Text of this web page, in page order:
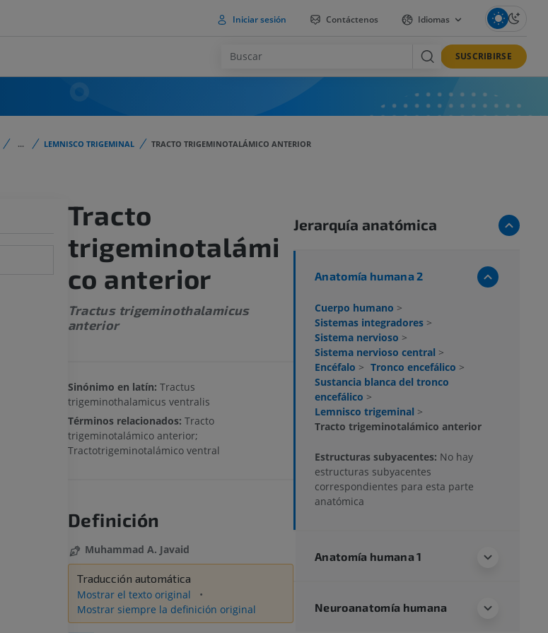
Iniciar sesión Contáctenos Idiomas
SUSCRIBIRSE
... LEMNISCO TRIGEMINAL TRACTO TRIGEMINOTALÁMICO ANTERIOR
Tracto
trigeminotalámi
co anterior
Tractus trigeminothalamicus
anterior
Sinónimo en latín: Tractus
trigeminothalamicus ventralis
Términos relacionados: Tracto
trigeminotalámico anterior;
Tractotrigeminotalámico ventral
Definición
Muhammad A. Javaid
Traducción automática
Mostrar el texto original
Mostrar siempre la definición original
Jerarquía anatómica
Anatomía humana 2
Cuerpo humano >
Sistemas integradores >
Sistema nervioso >
Sistema nervioso central >
Encéfalo > Tronco encefálico >
Sustancia blanca del tronco
encefálico >
Lemnisco trigeminal >
Tracto trigeminotalámico anterior
Estructuras subyacentes: No hay
estructuras subyacentes
correspondientes para esta parte
anatómica
Anatomía humana 1
Neuroanatomía humana